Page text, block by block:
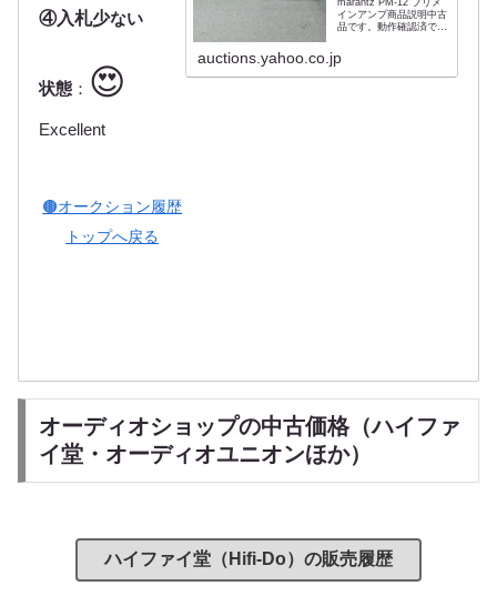
④入札少ない
状態 ： 😍
Excellent
🟤オークション履歴
トップへ戻る
marantz PM-12 プリメ
インアンプ商品説明中古
品です。動作確認済で
を搭載した電流帰還型プ
リアンプです。マランツ
auctions.yahoo.co.jp
オーディオショップの中古価格（ハイファ
イ堂・オーディオユニオンほか）
ハイファイ堂（Hifi-Do）の販売履歴